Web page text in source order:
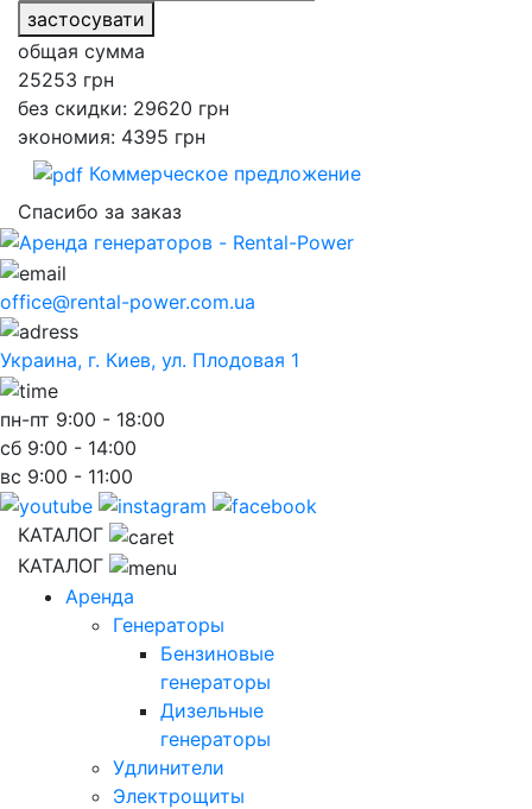
застосувати
общая сумма
25253 грн
без скидки: 29620 грн
экономия: 4395 грн
Коммерческое предложение
Спасибо за заказ
office@rental-power.com.ua
Украина, г. Киев, ул. Плодовая 1
пн-пт 9:00 - 18:00
сб 9:00 - 14:00
вс 9:00 - 11:00
КАТАЛОГ
КАТАЛОГ
Аренда
Генераторы
Бензиновые
генераторы
Дизельные
генераторы
Удлинители
Электрощиты